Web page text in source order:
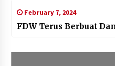
February 7, 2024
FDW Terus Berbuat